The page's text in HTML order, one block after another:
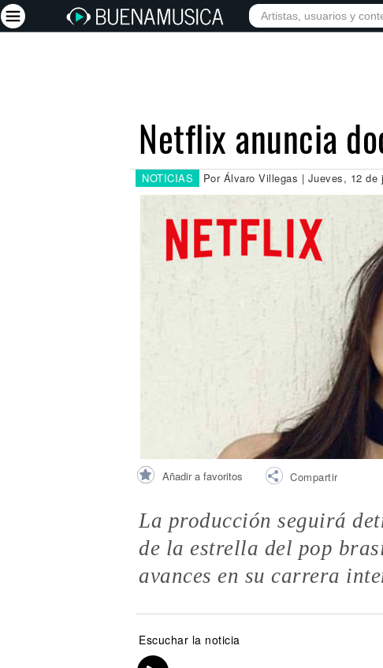
INICIO ARTISTAS
Netflix anuncia
NOTICIAS Por Álvaro Villegas | Jueves, 12 de
Añadir a favoritos Compartir
La producción seguirá
de la estrella del pop
avances en su carrera
Escuchar la noticia